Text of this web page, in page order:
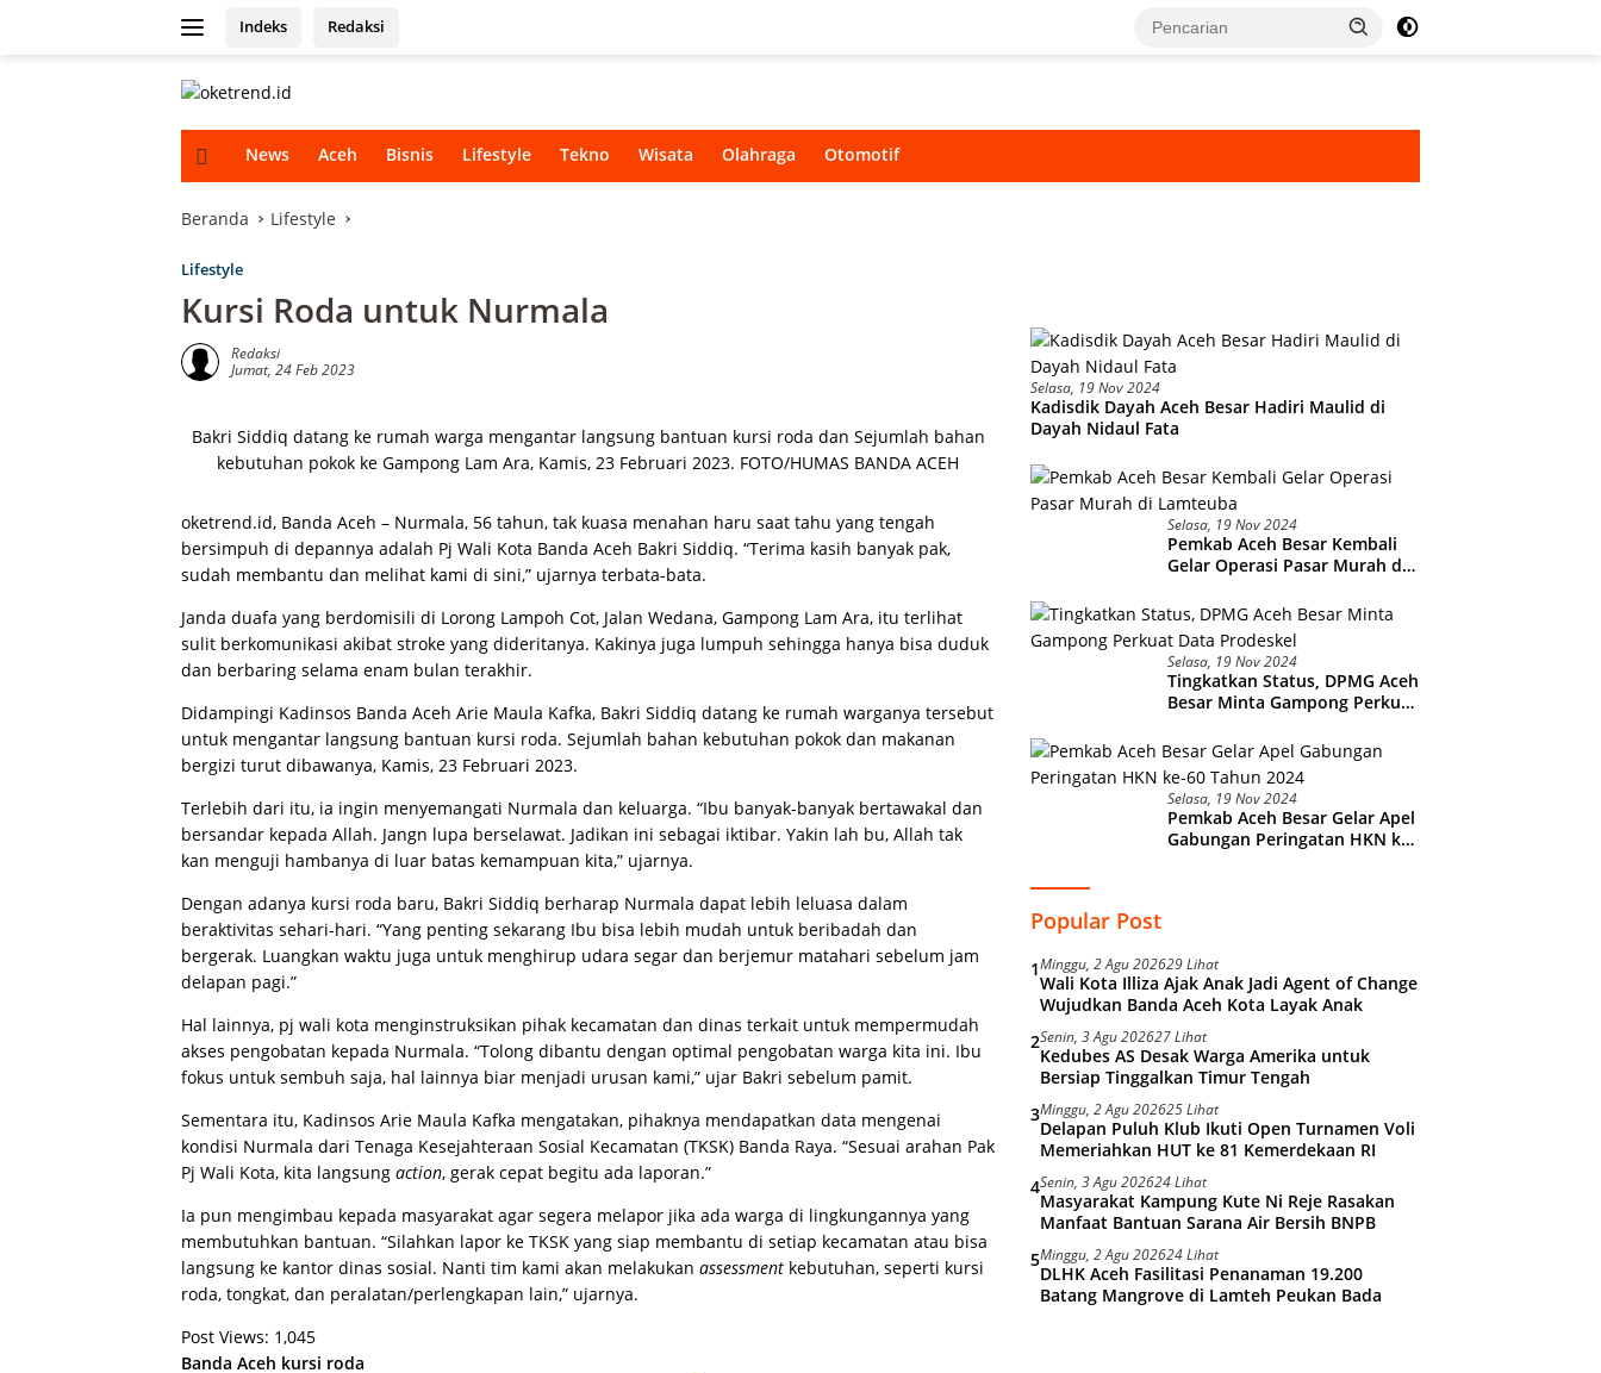
Indeks Redaksi
e
News Aceh Bisnis Lifestyle Tekno Wisata Olahraga Otomotif
Beranda Lifestyle
Lifestyle
Kursi Roda untuk Nurmala
Redaksi
Jumat, 24 Feb 2023
Bakri Siddiq datang ke rumah warga mengantar langsung bantuan kursi roda dan Sejumlah bahan
kebutuhan pokok ke Gampong Lam Ara, Kamis, 23 Februari 2023. FOTO/HUMAS BANDA ACEH
oketrend.id, Banda Aceh – Nurmala, 56 tahun, tak kuasa menahan haru saat tahu yang tengah
bersimpuh di depannya adalah Pj Wali Kota Banda Aceh Bakri Siddiq. “Terima kasih banyak pak,
sudah membantu dan melihat kami di sini,” ujarnya terbata-bata.
Janda duafa yang berdomisili di Lorong Lampoh Cot, Jalan Wedana, Gampong Lam Ara, itu terlihat
sulit berkomunikasi akibat stroke yang dideritanya. Kakinya juga lumpuh sehingga hanya bisa duduk
dan berbaring selama enam bulan terakhir.
Didampingi Kadinsos Banda Aceh Arie Maula Kafka, Bakri Siddiq datang ke rumah warganya tersebut
untuk mengantar langsung bantuan kursi roda. Sejumlah bahan kebutuhan pokok dan makanan
bergizi turut dibawanya, Kamis, 23 Februari 2023.
Terlebih dari itu, ia ingin menyemangati Nurmala dan keluarga. “Ibu banyak-banyak bertawakal dan
bersandar kepada Allah. Jangn lupa berselawat. Jadikan ini sebagai iktibar. Yakin lah bu, Allah tak
kan menguji hambanya di luar batas kemampuan kita,” ujarnya.
Dengan adanya kursi roda baru, Bakri Siddiq berharap Nurmala dapat lebih leluasa dalam
beraktivitas sehari-hari. “Yang penting sekarang Ibu bisa lebih mudah untuk beribadah dan
bergerak. Luangkan waktu juga untuk menghirup udara segar dan berjemur matahari sebelum jam
delapan pagi.”
Hal lainnya, pj wali kota menginstruksikan pihak kecamatan dan dinas terkait untuk mempermudah
akses pengobatan kepada Nurmala. “Tolong dibantu dengan optimal pengobatan warga kita ini. Ibu
fokus untuk sembuh saja, hal lainnya biar menjadi urusan kami,” ujar Bakri sebelum pamit.
Sementara itu, Kadinsos Arie Maula Kafka mengatakan, pihaknya mendapatkan data mengenai
kondisi Nurmala dari Tenaga Kesejahteraan Sosial Kecamatan (TKSK) Banda Raya. “Sesuai arahan Pak
Pj Wali Kota, kita langsung action, gerak cepat begitu ada laporan.”
Ia pun mengimbau kepada masyarakat agar segera melapor jika ada warga di lingkungannya yang
membutuhkan bantuan. “Silahkan lapor ke TKSK yang siap membantu di setiap kecamatan atau bisa
langsung ke kantor dinas sosial. Nanti tim kami akan melakukan assessment kebutuhan, seperti kursi
roda, tongkat, dan peralatan/perlengkapan lain,” ujarnya.
Post Views: 1,045
Banda Aceh kursi roda
Selasa, 19 Nov 2024
Kadisdik Dayah Aceh Besar Hadiri Maulid di
Dayah Nidaul Fata
Selasa, 19 Nov 2024
Pemkab Aceh Besar Kembali
Gelar Operasi Pasar Murah di
Selasa, 19 Nov 2024
Tingkatkan Status, DPMG Aceh
Besar Minta Gampong Perkuat
Selasa, 19 Nov 2024
Pemkab Aceh Besar Gelar Apel
Gabungan Peringatan HKN ke-
Popular Post
1Minggu, 2 Agu 202629 Lihat
Wali Kota Illiza Ajak Anak Jadi Agent of Change
Wujudkan Banda Aceh Kota Layak Anak
2Senin, 3 Agu 202627 Lihat
Kedubes AS Desak Warga Amerika untuk
Bersiap Tinggalkan Timur Tengah
3Minggu, 2 Agu 202625 Lihat
Delapan Puluh Klub Ikuti Open Turnamen Voli
Memeriahkan HUT ke 81 Kemerdekaan RI
4Senin, 3 Agu 202624 Lihat
Masyarakat Kampung Kute Ni Reje Rasakan
Manfaat Bantuan Sarana Air Bersih BNPB
5Minggu, 2 Agu 202624 Lihat
DLHK Aceh Fasilitasi Penanaman 19.200
Batang Mangrove di Lamteh Peukan Bada